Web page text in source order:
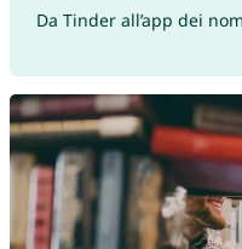
Da Tinder all’app dei